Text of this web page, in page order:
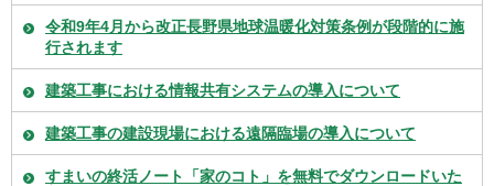
令和9年4月から改正長野県地球温暖化対策条例が段階的に施
行されます
建築工事における情報共有システムの導入について
建築工事の建設現場における遠隔臨場の導入について
すまいの終活ノート「家のコト」を無料でダウンロードいた